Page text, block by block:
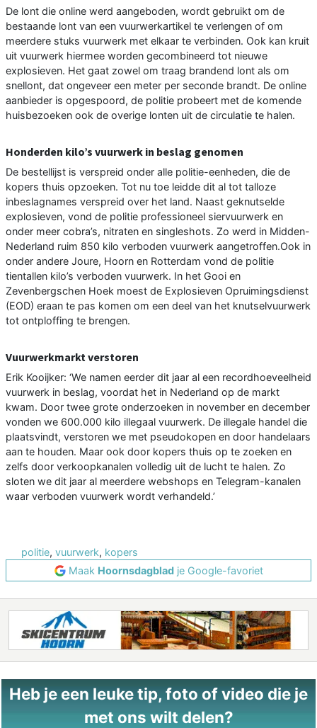
De lont die online werd aangeboden, wordt gebruikt om de
bestaande lont van een vuurwerkartikel te verlengen of om
meerdere stuks vuurwerk met elkaar te verbinden. Ook kan kruit
uit vuurwerk hiermee worden gecombineerd tot nieuwe
explosieven. Het gaat zowel om traag brandend lont als om
snellont, dat ongeveer een meter per seconde brandt. De online
aanbieder is opgespoord, de politie probeert met de komende
huisbezoeken ook de overige lonten uit de circulatie te halen.
Honderden kilo’s vuurwerk in beslag genomen
De bestellijst is verspreid onder alle politie-eenheden, die de
kopers thuis opzoeken. Tot nu toe leidde dit al tot talloze
inbeslagnames verspreid over het land. Naast geknutselde
explosieven, vond de politie professioneel siervuurwerk en
onder meer cobra’s, nitraten en singleshots. Zo werd in Midden-
Nederland ruim 850 kilo verboden vuurwerk aangetroffen.Ook in
onder andere Joure, Hoorn en Rotterdam vond de politie
tientallen kilo’s verboden vuurwerk. In het Gooi en
Zevenbergschen Hoek moest de Explosieven Opruimingsdienst
(EOD) eraan te pas komen om een deel van het knutselvuurwerk
tot ontploffing te brengen.
Vuurwerkmarkt verstoren
Erik Kooijker: ‘We namen eerder dit jaar al een recordhoeveelheid
vuurwerk in beslag, voordat het in Nederland op de markt
kwam. Door twee grote onderzoeken in november en december
vonden we 600.000 kilo illegaal vuurwerk. De illegale handel die
plaatsvindt, verstoren we met pseudokopen en door handelaars
aan te houden. Maar ook door kopers thuis op te zoeken en
zelfs door verkoopkanalen volledig uit de lucht te halen. Zo
sloten we dit jaar al meerdere webshops en Telegram-kanalen
waar verboden vuurwerk wordt verhandeld.’
politie, vuurwerk, kopers
Maak Hoornsdagbladje Google-favoriet
Heb je een leuke tip, foto of video die je
met ons wilt delen?